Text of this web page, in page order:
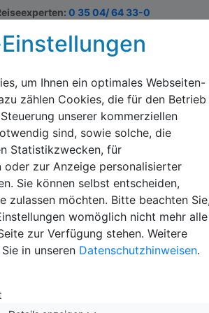
0 35 04/ 64 33-0
festen Steinhäusern bis hin zu
über einen Gruppenraum,
die Badestelle direkt am See,
auch noch
zur Verfügung. Direkt auf dem
angeboten. Die
und eigene Sanitäranlagen.
um Ihnen ein optimales Webseiten-
zählen Cookies, die für den Betrieb
unserer kommerziellen
sind, sowie solche, die
Statistikzwecken, für
oder zur Anzeige personalisierter
Sie können selbst entscheiden,
zulassen möchten. Bitte beachten Sie,
womöglich nicht mehr alle
zur Verfügung stehen. Weitere
in unseren Datenschutzhinweisen.